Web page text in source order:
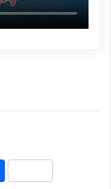
Share